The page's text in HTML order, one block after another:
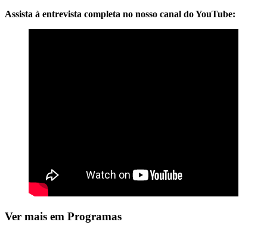
Assista à entrevista completa no nosso canal do YouTube:
Ver mais em Programas